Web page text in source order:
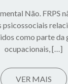
Não. FRPS
psicossociais
como parte da
ocupacionais, […]
VER MAIS